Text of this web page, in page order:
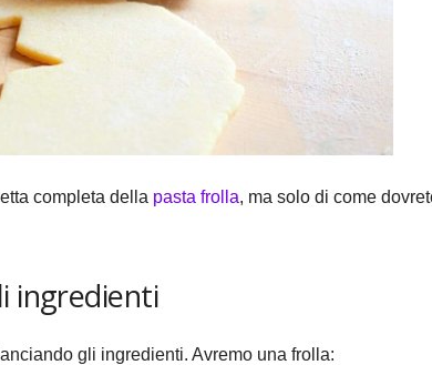
completa della pasta frolla, ma solo di come
ingredienti
gli ingredienti. Avremo una frolla: